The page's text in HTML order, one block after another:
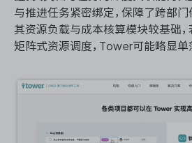
与推进任务紧密绑定，保障了跨部门
其资源负载与成本核算模块较基础
矩阵式资源调度，Tower可能略显单